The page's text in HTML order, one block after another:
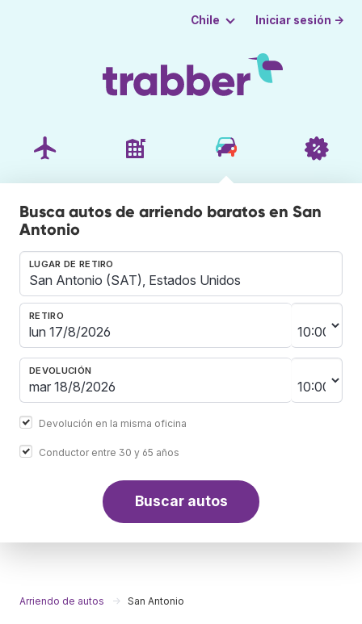
Chile Iniciar sesión →
Busca autos de arriendo baratos en San
Antonio
LUGAR DE RETIRO
RETIRO
DEVOLUCIÓN
Devolución en la misma oficina
Conductor entre 30 y 65 años
Buscar autos
Arriendo de autos San Antonio